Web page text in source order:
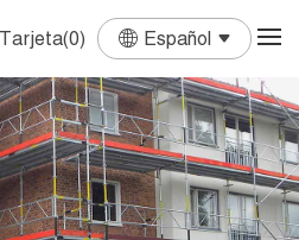
Tarjeta(0) Español
English
Français
Deutsch
Español
Português